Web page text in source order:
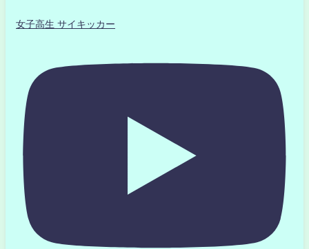
女子高生 サイキッカー